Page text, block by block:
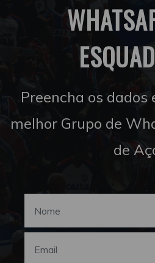
Preencha os
melhor Grupo de
de